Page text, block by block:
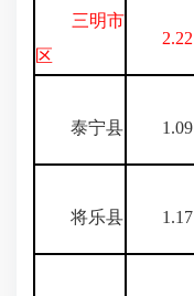
三明市
区
2.22
泰宁县 1.09
将乐县 1.17